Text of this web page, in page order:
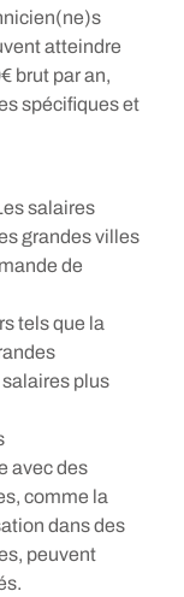
atteindre
brut par an,
spécifiques et
salaires
grandes villes
de
tels que la
plus
avec des
comme la
dans des
peuvent